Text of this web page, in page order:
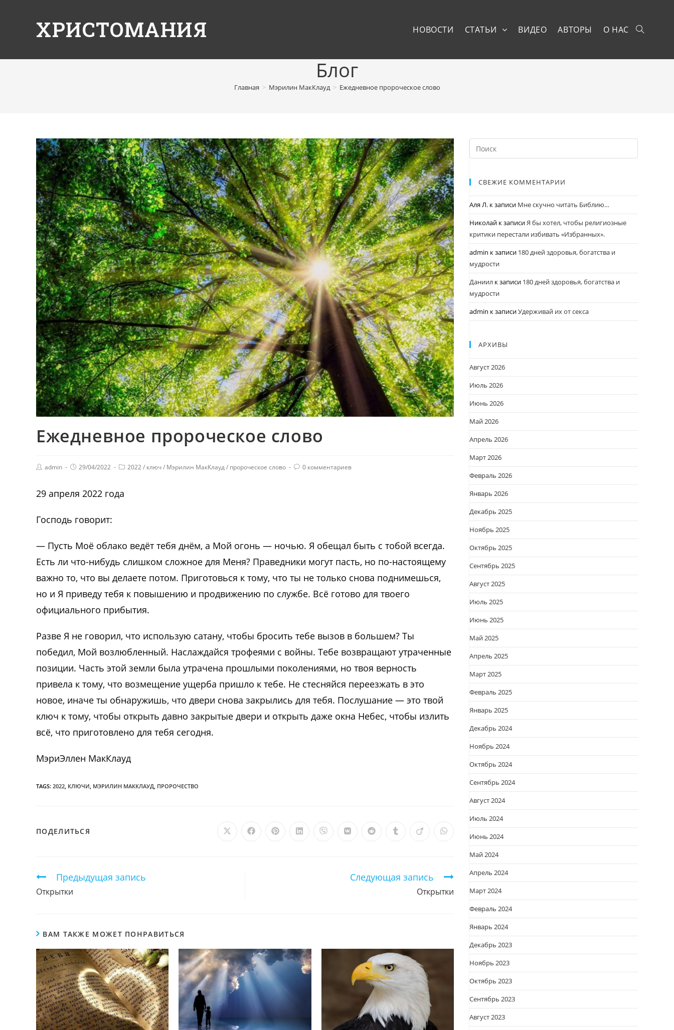
ХРИСТОМАНИЯ НОВОСТИ СТАТЬИ ВИДЕО АВТОРЫ О НАС
Блог
Главная > Мэрилин МакКлауд > Ежедневное пророческое слово
Ежедневное пророческое слово
admin 29/04/2022 2022/ ключ/ Мэрилин МакКлауд/ пророческое слово 0 комментариев
29 апреля 2022 года
Господь говорит:
— Пусть Моё облако ведёт тебя днём, а Мой огонь — ночью. Я обещал быть с тобой всегда.
Есть ли что-нибудь слишком сложное для Меня? Праведники могут пасть, но по-настоящему
важно то, что вы делаете потом. Приготовься к тому, что ты не только снова поднимешься,
но и Я приведу тебя к повышению и продвижению по службе. Всё готово для твоего
официального прибытия.
Разве Я не говорил, что использую сатану, чтобы бросить тебе вызов в большем? Ты
победил, Мой возлюбленный. Наслаждайся трофеями с войны. Тебе возвращают утраченные
позиции. Часть этой земли была утрачена прошлыми поколениями, но твоя верность
привела к тому, что возмещение ущерба пришло к тебе. Не стесняйся переезжать в это
новое, иначе ты обнаружишь, что двери снова закрылись для тебя. Послушание — это твой
ключ к тому, чтобы открыть давно закрытые двери и открыть даже окна Небес, чтобы излить
всё, что приготовлено для тебя сегодня.
МэриЭллен МакКлауд
TAGS: 2022, КЛЮЧИ, МЭРИЛИН МАККЛАУД, ПРОРОЧЕСТВО
ПОДЕЛИТЬСЯ Открывается
Открывается
Открывается
Открывается
Открывается
Открывается
Открывается
Открывается
Открывается
Открывается
новом
Продолжить
чтение
Предыдущая запись
Открытки
Следующая запись
Открытки
ВАМ ТАКЖЕ МОЖЕТ ПОНРАВИТЬСЯ
СВЕЖИЕ КОММЕНТАРИИ
Аля Л. к записи Мне скучно читать Библию…
Николай к записиЯ бы хотел, чтобы религиозные
критики перестали избивать «Избранных».
admin к записи 180 дней здоровья, богатства и
мудрости
Даниил к записи 180 дней здоровья, богатства и
мудрости
admin к записиУдерживай их от секса
АРХИВЫ
Август 2026
Июль 2026
Июнь 2026
Май 2026
Апрель 2026
Март 2026
Февраль 2026
Январь 2026
Декабрь 2025
Ноябрь 2025
Октябрь 2025
Сентябрь 2025
Август 2025
Июль 2025
Июнь 2025
Май 2025
Апрель 2025
Март 2025
Февраль 2025
Январь 2025
Декабрь 2024
Ноябрь 2024
Октябрь 2024
Сентябрь 2024
Август 2024
Июль 2024
Июнь 2024
Май 2024
Апрель 2024
Март 2024
Февраль 2024
Январь 2024
Декабрь 2023
Ноябрь 2023
Октябрь 2023
Сентябрь 2023
Август 2023